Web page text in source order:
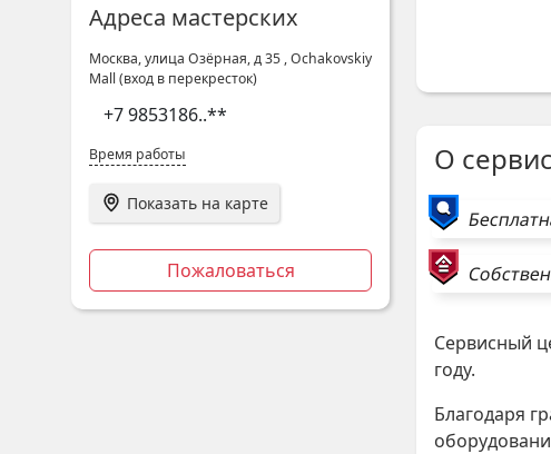
Адреса мастерских
Москва, улица Озёрная, д 35 ,Ochakovskiy
Mall (вход в перекресток)
+7 9853186..**
Время работы
Показать на карте
Пожаловаться
О
Сервисный
году.
Благодаря